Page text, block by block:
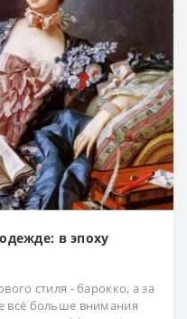
в эпоху
стиля - барокко, а за
всё больше внимания